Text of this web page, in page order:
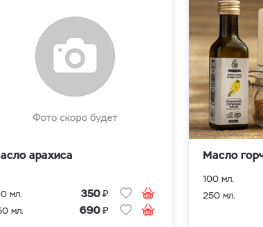
арахиса
мл. 350₽
мл. 690₽
Масло
100 мл.
250 мл.